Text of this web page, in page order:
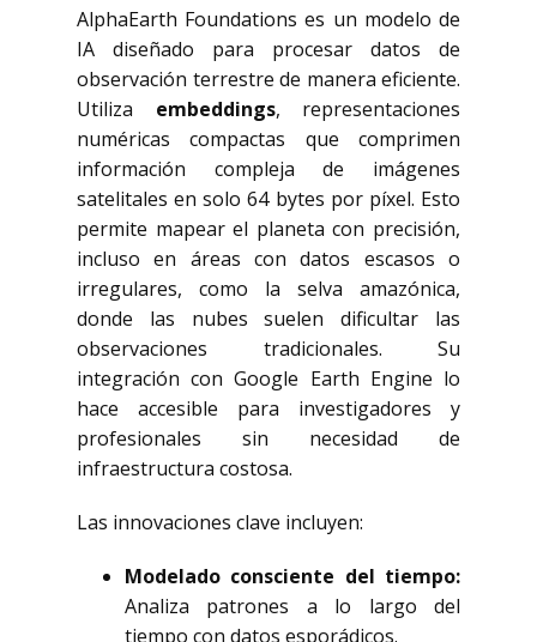
AlphaEarth Foundations es un modelo de
IA diseñado para procesar datos de
observación terrestre de manera eficiente.
Utiliza embeddings, representaciones
numéricas compactas que comprimen
información compleja de imágenes
satelitales en solo 64 bytes por píxel. Esto
permite mapear el planeta con precisión,
incluso en áreas con datos escasos o
irregulares, como la selva amazónica,
donde las nubes suelen dificultar las
observaciones tradicionales. Su
integración con Google Earth Engine lo
hace accesible para investigadores y
profesionales sin necesidad de
infraestructura costosa.
Las innovaciones clave incluyen:
Modelado consciente del tiempo:
Analiza patrones a lo largo del
tiempo con datos esporádicos.